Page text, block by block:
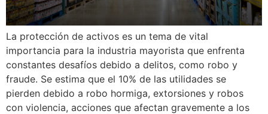
La protección de activos es un tema de vital
importancia para la industria mayorista que enfrenta
constantes desafíos debido a delitos, como robo y
fraude. Se estima que el 10% de las utilidades se
pierden debido a robo hormiga, extorsiones y robos
con violencia, acciones que afectan gravemente a los